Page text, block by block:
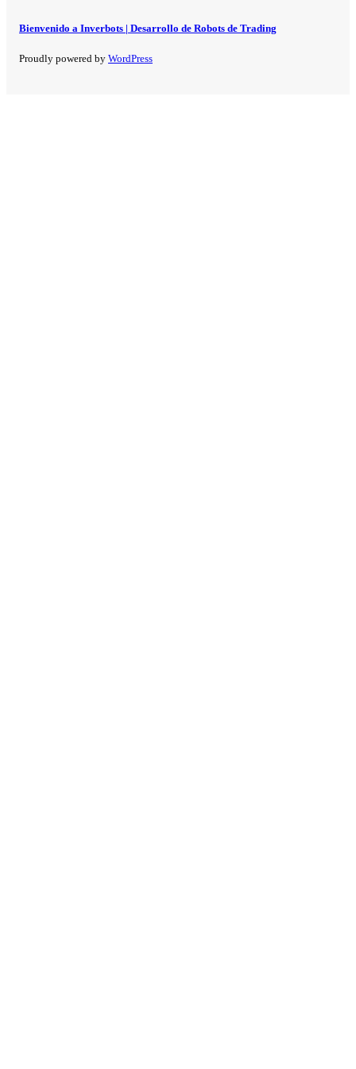
Bienvenido a Inverbots | Desarrollo de Robots de Trading
Proudly powered by WordPress